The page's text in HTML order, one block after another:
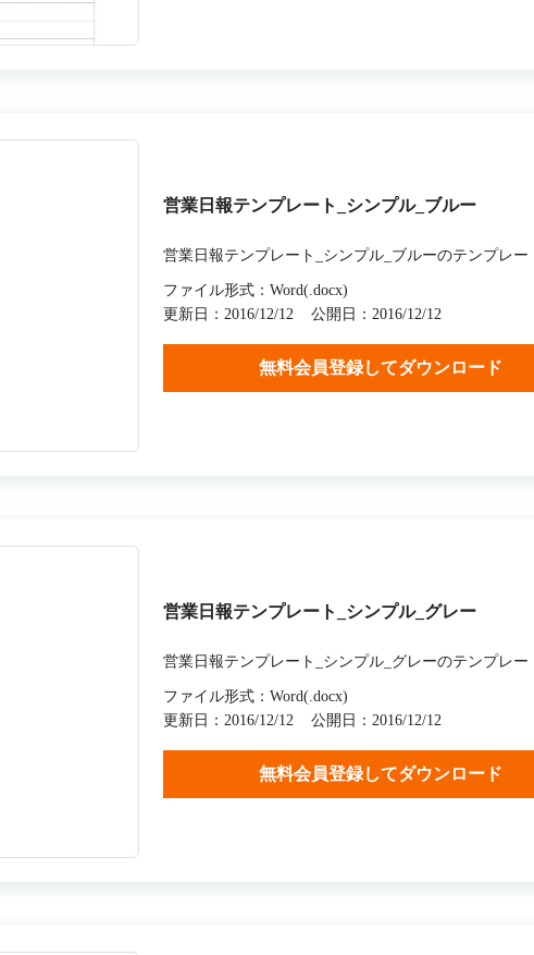
営業日報テンプレート_シンプル_ブルー
営業日報テンプレート_シンプル_ブルーのテンプレー
ファイル形式：Word(.docx)
更新日：2016/12/12
公開日：2016/12/12
無料会員登録してダウンロード
営業日報テンプレート_シンプル_グレー
営業日報テンプレート_シンプル_グレーのテンプレー
ファイル形式：Word(.docx)
更新日：2016/12/12
公開日：2016/12/12
無料会員登録してダウンロード